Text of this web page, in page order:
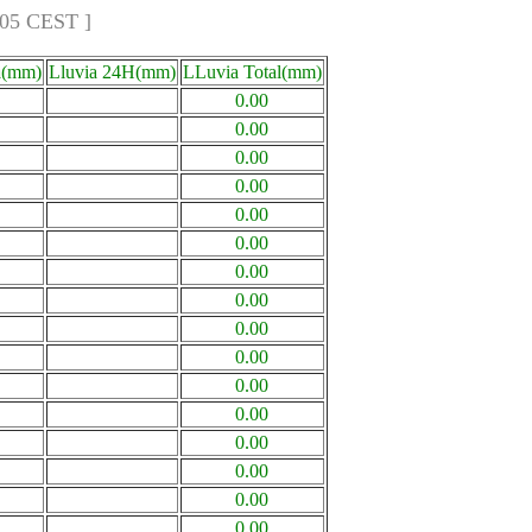
CEST ]
Lluvia 24H(mm) LLuvia Total(mm)
0.00
0.00
0.00
0.00
0.00
0.00
0.00
0.00
0.00
0.00
0.00
0.00
0.00
0.00
0.00
0.00